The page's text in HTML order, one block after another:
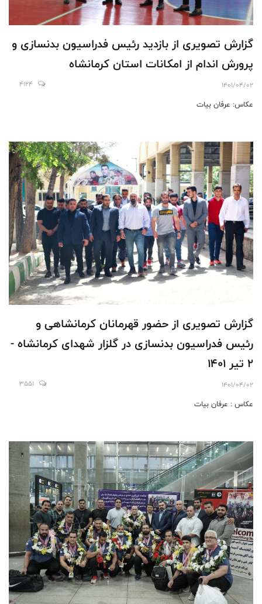
گزارش تصویری از بازدید رئیس فدراسیون بدنسازی و
پرورش اندام از امکانات استان کرمانشاه
1401/04/02
4124
عكاس: عرفان بيات
گزارش تصویری از حضور قهرمانان کرمانشاهى و
رئیس فدراسیون بدنسازی در گلزار شهدای کرمانشاه -
٢ تیر ١۴٠١
1401/04/02
3551
عکاس : عرفان بیات